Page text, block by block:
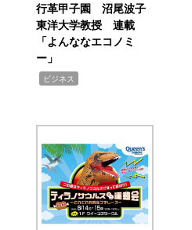
行革甲子園 沼尾波子
東洋大学教授 連載
「よんななエコノミ
ー」
ビジネス